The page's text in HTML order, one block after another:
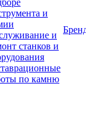
и
и
станков и
по камню